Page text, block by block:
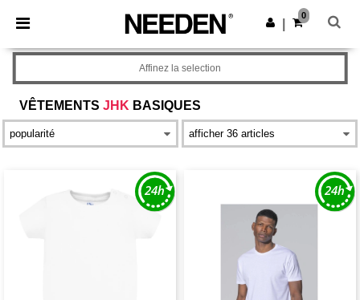
× Appli Needen
Meilleurs prix sur l’app !
Obtenir l'appli
0
VÊTEMENTS JHK BASIQUES
Affinez la selection